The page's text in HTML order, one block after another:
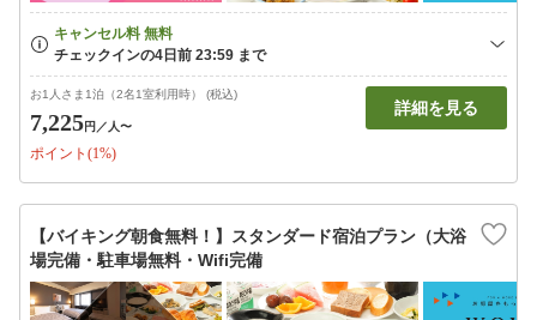
お1人さま1泊（2名1室利用時） (税込)
7,225円 ／人〜
ポイント(1%)
詳細を見る
【バイキング朝食無料！】スタンダード宿泊プラン（大浴
場完備・駐車場無料・Wifi完備